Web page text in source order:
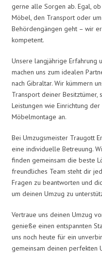
gerne alle Sorgen ab. Egal,
Möbel, den Transport oder
Behördengängen geht – wir
kompetent.
Unsere langjährige Erfahrung
machen uns zum idealen
nach Gibraltar. Wir kümmern
Transport deiner Besitztümer,
Leistungen wie Einrichtung
Möbelmontage an.
Bei Umzugsmeister Traugott
eine individuelle Betreuung.
finden gemeinsam die beste
freundliches Team steht dir
Fragen zu beantworten und
um deinen Umzug zu
Vertraue uns deinen Umzug
genieße einen entspannten
uns noch heute für ein
gemeinsam deinen perfekten